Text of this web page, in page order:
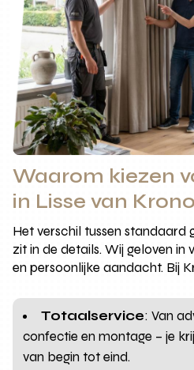
Waarom kiezen
in Lisse van
Het verschil tussen standaard
zit in de details. Wij geloven in
en persoonlijke aandacht. Bij
Totaalservice: Van
confectie en montage – je
van begin tot eind.